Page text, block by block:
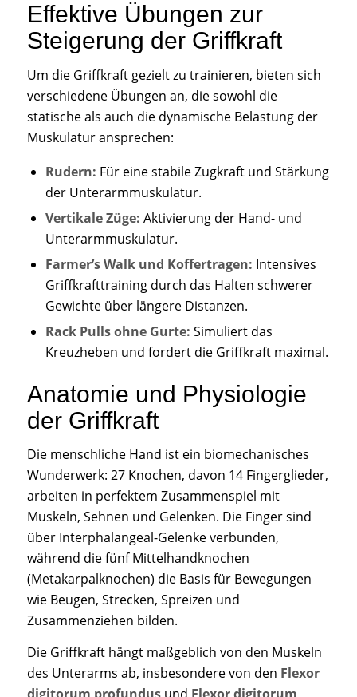
Effektive Übungen zur
Steigerung der Griffkraft
Um die Griffkraft gezielt zu trainieren, bieten sich
verschiedene Übungen an, die sowohl die
statische als auch die dynamische Belastung der
Muskulatur ansprechen:
Rudern: Für eine stabile Zugkraft und Stärkung
der Unterarmmuskulatur.
Vertikale Züge: Aktivierung der Hand- und
Unterarmmuskulatur.
Farmer’s Walk und Koffertragen: Intensives
Griffkrafttraining durch das Halten schwerer
Gewichte über längere Distanzen.
Rack Pulls ohne Gurte: Simuliert das
Kreuzheben und fordert die Griffkraft maximal.
Anatomie und Physiologie
der Griffkraft
Die menschliche Hand ist ein biomechanisches
Wunderwerk: 27 Knochen, davon 14 Fingerglieder,
arbeiten in perfektem Zusammenspiel mit
Muskeln, Sehnen und Gelenken. Die Finger sind
über Interphalangeal-Gelenke verbunden,
während die fünf Mittelhandknochen
(Metakarpalknochen) die Basis für Bewegungen
wie Beugen, Strecken, Spreizen und
Zusammenziehen bilden.
Die Griffkraft hängt maßgeblich von den Muskeln
des Unterarms ab, insbesondere von den Flexor